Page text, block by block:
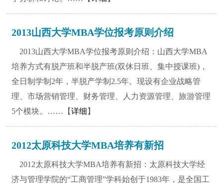
2013山西大学MBA学位报考原则介绍
2013山西大学MBA学位报考原则介绍：山西大学MBA
培养方式有脱产班和半脱产班(双休日班、集中授课班)，
全日制学制2年，半脱产学制2.5年。现设有企业战略管
理、市场营销管理、财务管理、人力资源管理、旅游管理
5个模块。……【详细 】
2012太原科技大学MBA培养有新招
2012太原科技大学MBA培养有新招：太原科技大学经
济与管理学院的“工商管理”学科始创于1983年，是全国工